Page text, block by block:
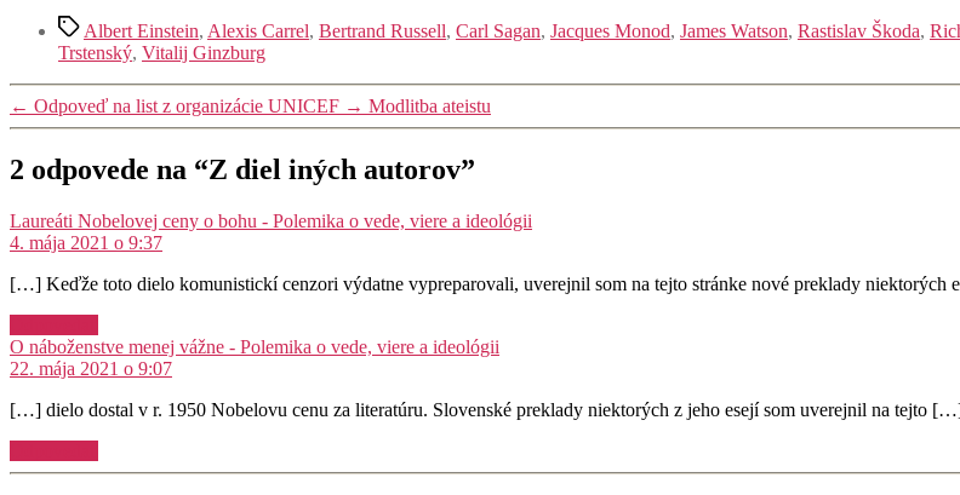
ZnačkyAlbert Einstein, Alexis Carrel, Bertrand Russell, Carl Sagan, Jacques Monod, James Watson, Rastislav Škoda,
Trstenský, Vitalij Ginzburg
← Odpoveď na list z organizácie UNICEF → Modlitba ateistu
2 odpovede na “Z diel iných autorov”
Laureáti Nobelovej ceny o bohu - Polemika o vede, viere a ideológii
4. mája 2021 o 9:37
[…] Keďže toto dielo komunistickí cenzori výdatne vypreparovali, uverejnil som na tejto stránke nové preklady
O náboženstve menej vážne - Polemika o vede, viere a ideológii
22. mája 2021 o 9:07
[…] dielo dostal v r. 1950 Nobelovu cenu za literatúru. Slovenské preklady niektorých z jeho esejí som uverejnil na tejto